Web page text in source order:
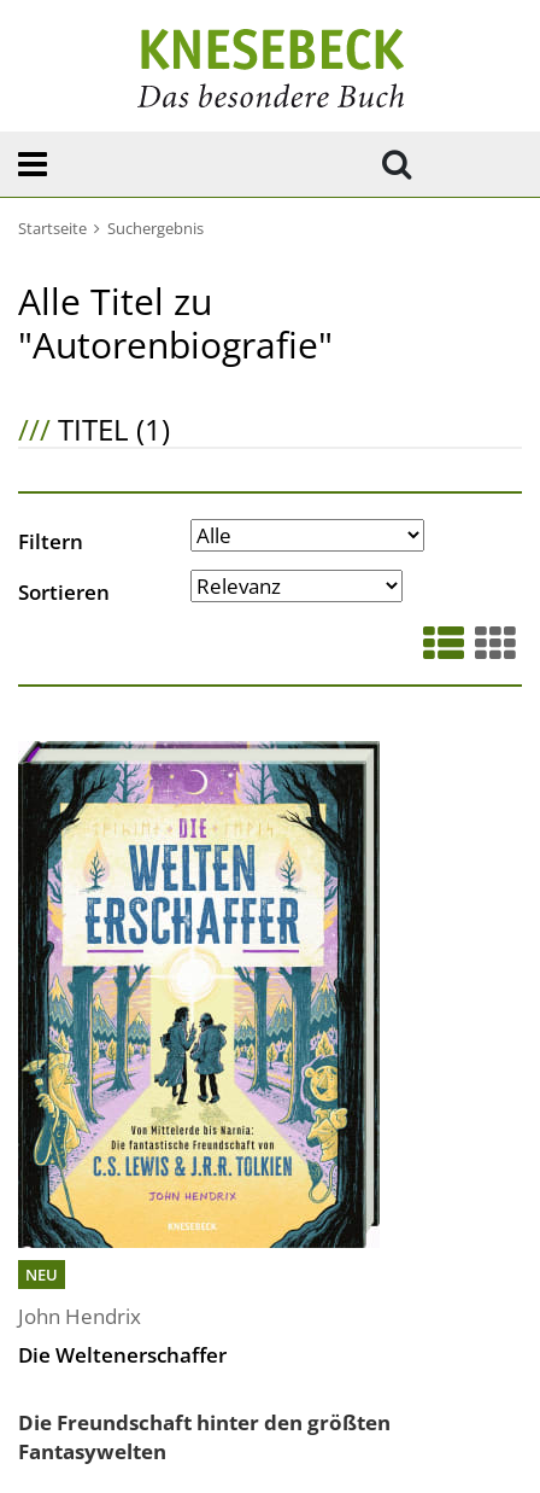
Startseite Suchergebnis
Alle Titel zu
"Autorenbiografie"
///TITEL (1)
Filtern
Sortieren
NEU
John Hendrix
Die Weltenerschaffer
Die Freundschaft hinter den größten
Fantasywelten